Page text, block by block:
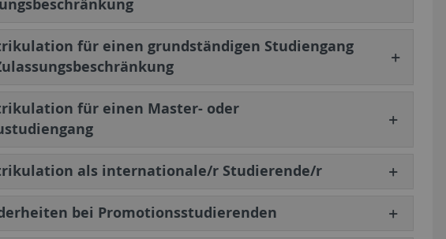
für einen grundständigen Studiengang
für einen Master- oder
als internationale/r Studierende/r
bei Promotionsstudierenden